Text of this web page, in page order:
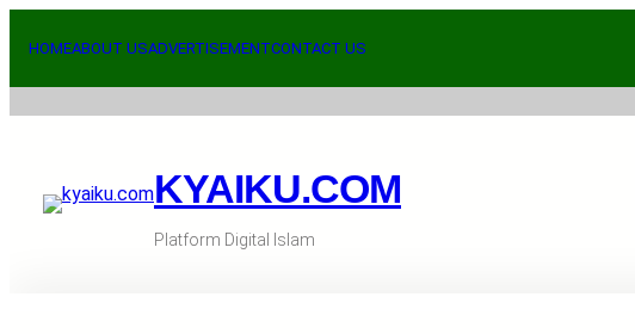
HOMEABOUT USADVERTISEMENTCONTACT US
KYAIKU.COM
Platform Digital Islam